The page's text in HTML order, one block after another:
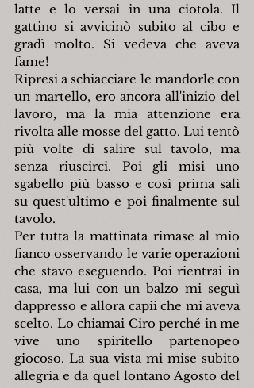
latte e lo versai in una ciotola. Il
gattino si avvicinò subito al cibo e
gradì molto. Si vedeva che aveva
fame!
Ripresi a schiacciare le mandorle con
un martello, ero ancora all'inizio del
lavoro, ma la mia attenzione era
rivolta alle mosse del gatto. Lui tentò
più volte di salire sul tavolo, ma
senza riuscirci. Poi gli misi uno
sgabello più basso e così prima salì
su quest'ultimo e poi finalmente sul
tavolo.
Per tutta la mattinata rimase al mio
fianco osservando le varie operazioni
che stavo eseguendo. Poi rientrai in
casa, ma lui con un balzo mi seguì
dappresso e allora capii che mi aveva
scelto. Lo chiamai Ciro perché in me
vive uno spiritello partenopeo
giocoso. La sua vista mi mise subito
allegria e da quel lontano Agosto del